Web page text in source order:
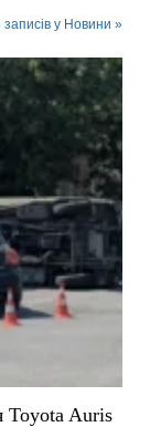
записів у Новини »
Toyota Auris